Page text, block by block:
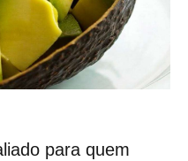
para quem